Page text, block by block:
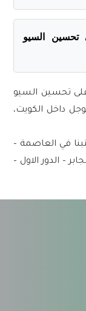
تحسين السيو
تحسين السيو
داخل الكويت،
في العاصمة –
احمد الجابر – الدور الاول –